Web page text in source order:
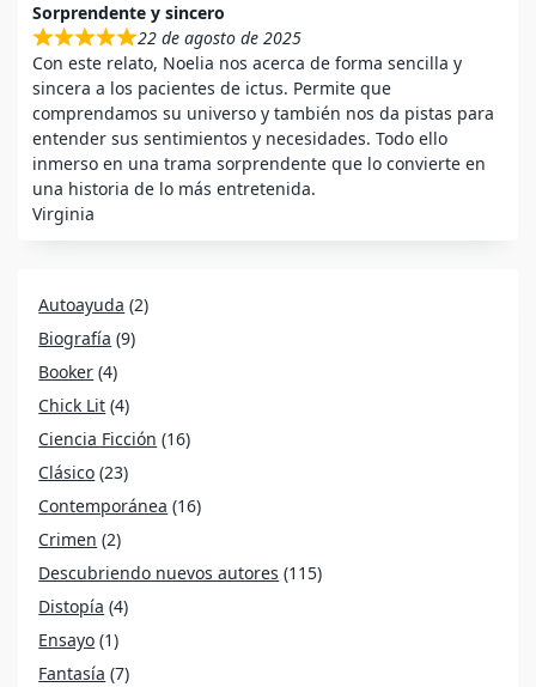
Sorprendente y sincero
22 de agosto de 2025
Con este relato, Noelia nos acerca de forma sencilla y
sincera a los pacientes de ictus. Permite que
comprendamos su universo y también nos da pistas para
entender sus sentimientos y necesidades. Todo ello
inmerso en una trama sorprendente que lo convierte en
una historia de lo más entretenida.
Virginia
Autoayuda (2)
Biografía (9)
Booker (4)
Chick Lit (4)
Ciencia Ficción (16)
Clásico (23)
Contemporánea (16)
Crimen (2)
Descubriendo nuevos autores (115)
Distopía (4)
Ensayo (1)
Fantasía (7)